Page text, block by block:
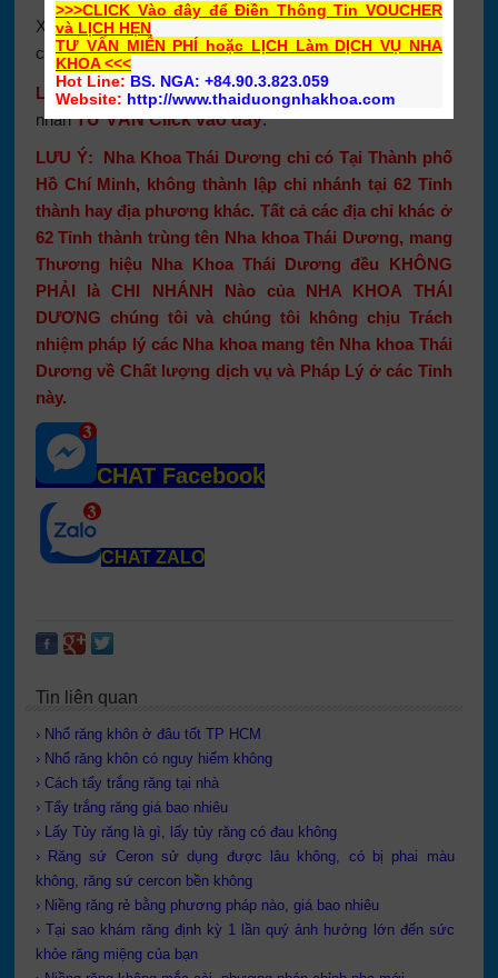
Xin vui lòng đặt lịch hẹn và
chúng tôi.
Liên Hệ:BS.NGA: 090.3823.059hay Để lại lời
nhắnTƯ VẤN Click vào đây:
LƯU Ý: Nha Khoa Thái Dương chỉ có Tại Thành phố
Hồ Chí Minh, không thành lập chi nhánh tại 62 Tỉnh
thành hay địa phương khác. Tất cả các địa chỉ khác ở
62 Tỉnh thành trùng tên Nha khoa Thái Dương, mang
Thương hiệu Nha Khoa Thái Dương đều KHÔNG
PHẢI là CHI NHÁNH Nào của NHA KHOA THÁI
DƯƠNG chúng tôi và chúng tôi không chịu Trách
nhiệm pháp lý các Nha khoa mang tên Nha khoa Thái
Dương về Chất lượng dịch vụ và Pháp Lý ở các Tỉnh
này.
CHAT Facebook
CHAT ZALO
Tin liên quan
› Nhổ răng khôn ở đâu tốt TP HCM
› Nhổ răng khôn có nguy hiểm không
› Cách tẩy trắng răng tại nhà
› Tẩy trắng răng giá bao nhiêu
› Lấy Tủy răng là gì, lấy tủy răng có đau không
› Răng sứ Ceron sử dụng được lâu không, có bị phai màu
không, răng sứ cercon bền không
› Niềng răng rẻ bằng phương pháp nào, giá bao nhiêu
› Tại sao khám răng định kỳ 1 lần quý ảnh hưởng lớn đến sức
khỏe răng miệng của bạn
>>>CLICK Vào đây để Điền Thông Tin VOUCHER
và LỊCH HẸN
TƯ VẤN MIỄN PHÍ hoặc LỊCH Làm DỊCH VỤ NHA
KHOA <<<
Hot Line: BS. NGA: +84.90.3.823.059
Website: http://www.thaiduongnhakhoa.com